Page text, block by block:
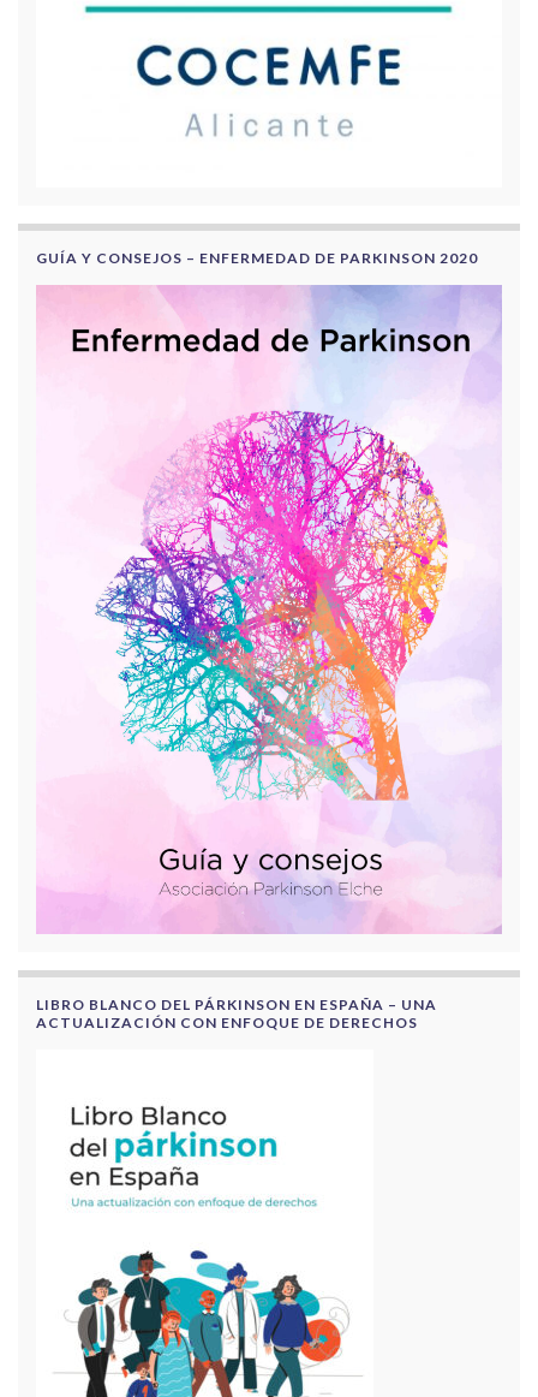
GUÍA Y CONSEJOS – ENFERMEDAD DE PARKINSON 2020
LIBRO BLANCO DEL PÁRKINSON EN ESPAÑA – UNA
ACTUALIZACIÓN CON ENFOQUE DE DERECHOS